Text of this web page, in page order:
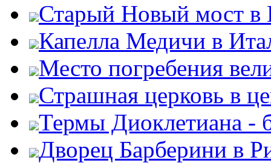
Старый Новый мост в
Капелла Медичи в
Место погребения
Страшная церковь в
Термы Диоклетиана -
Дворец Барберини в